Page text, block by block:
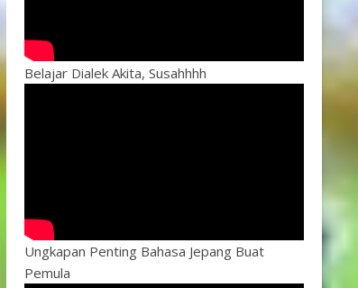
Belajar Dialek Akita, Susahhhh
Ungkapan Penting Bahasa Jepang Buat
Pemula